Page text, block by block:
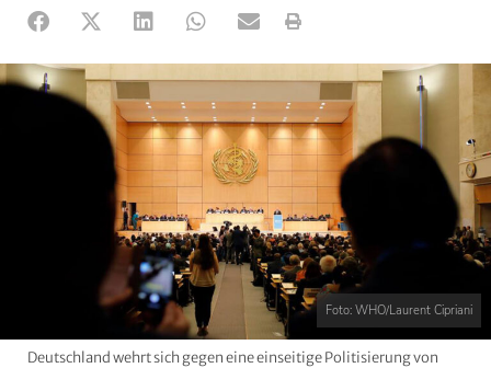
Foto: WHO/Laurent Cipriani
Deutschland wehrt sich gegen eine einseitige Politisierung von